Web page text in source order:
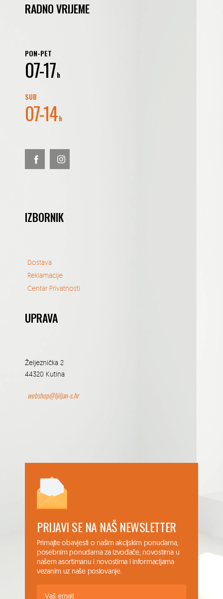
RADNO VRIJEME
PON-PET
07-17h
SUB
07-14h
IZBORNIK
Dostava
Reklamacije
Centar Privatnosti
UPRAVA
Željeznička 2
44320 Kutina
webshop@ljiljan-s.hr
PRIJAVI SE NA NAŠ NEWSLETTER
Primajte obavjesti o našim akcijskim ponudama,
posebnim ponudama za izvođače, novostima u
našem asortimanu i novostima i informacijama
vezanim uz naše poslovanje.